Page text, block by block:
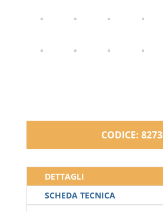
CODICE: 8273
DETTAGLI
SCHEDA TECNICA